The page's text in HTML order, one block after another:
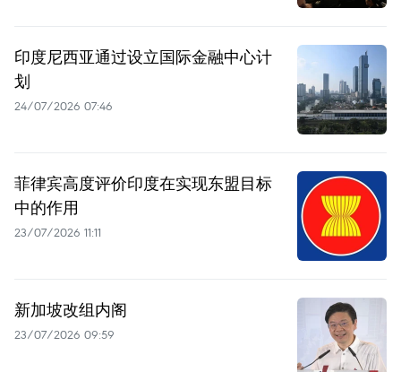
印度尼西亚通过设立国际金融中心计
划
24/07/2026 07:46
菲律宾高度评价印度在实现东盟目标
中的作用
23/07/2026 11:11
新加坡改组内阁
23/07/2026 09:59